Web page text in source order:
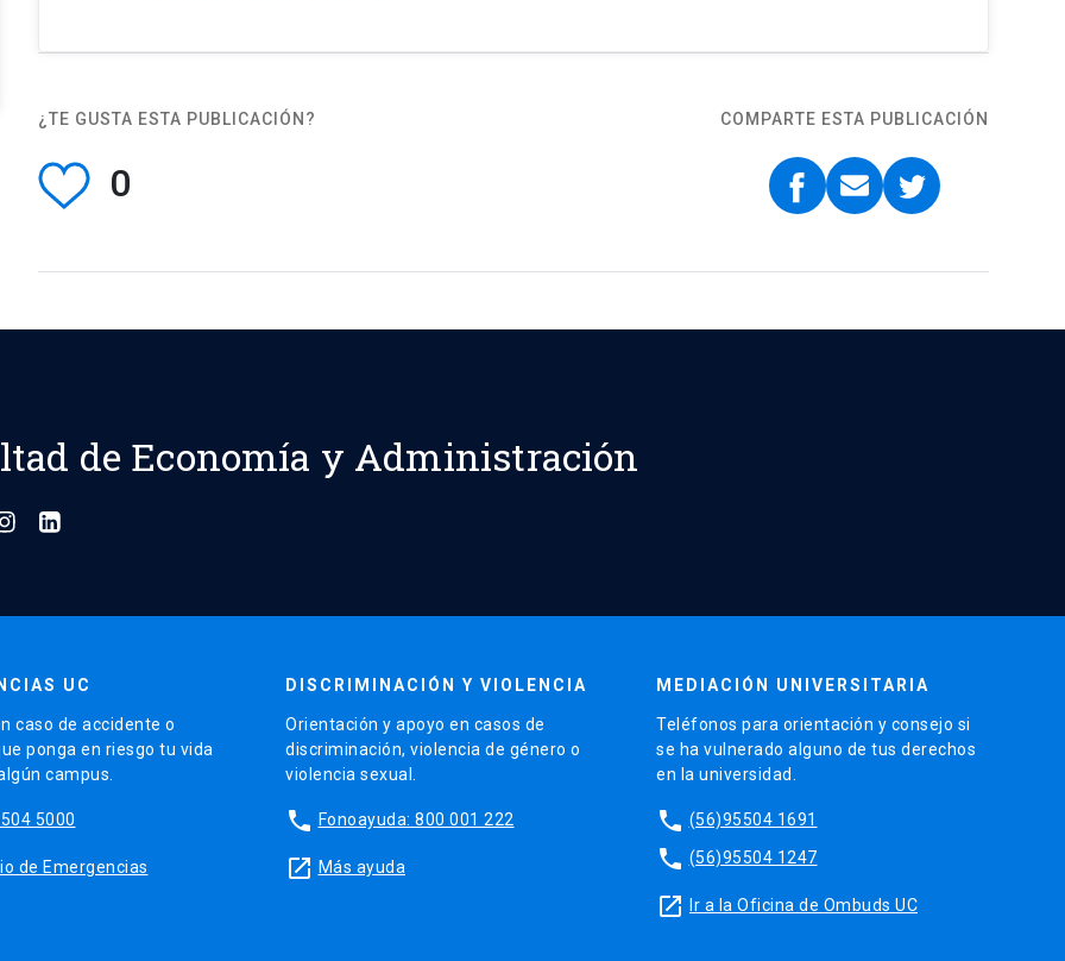
¿TE GUSTA ESTA PUBLICACIÓN?
0
COMPARTE ESTA PUBLICACIÓN
de Economía y Administración
UC
caso de accidente o
ponga en riesgo tu vida
campus.
5000
de Emergencias
DISCRIMINACIÓN Y VIOLENCIA
Orientación y apoyo en casos de
discriminación, violencia de género o
violencia sexual.
phone Fonoayuda: 800 001 222
launch Más ayuda
MEDIACIÓN UNIVERSITARIA
Teléfonos para orientación y consejo si
se ha vulnerado alguno de tus derechos
en la universidad.
phone (56)95504 1691
phone (56)95504 1247
launch Ir a la Oficina de Ombuds UC